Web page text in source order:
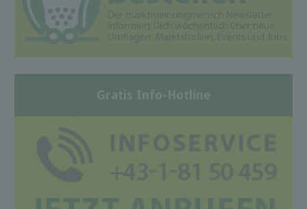
Gratis Info-Hotline